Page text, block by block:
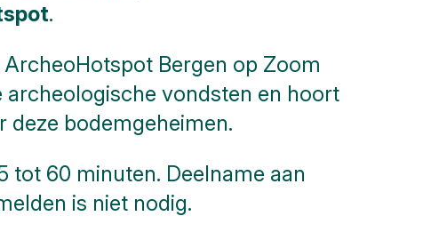
.
Bergen op Zoom
vondsten en hoort
deze bodemgeheimen.
tot 60 minuten. Deelname aan
is niet nodig.